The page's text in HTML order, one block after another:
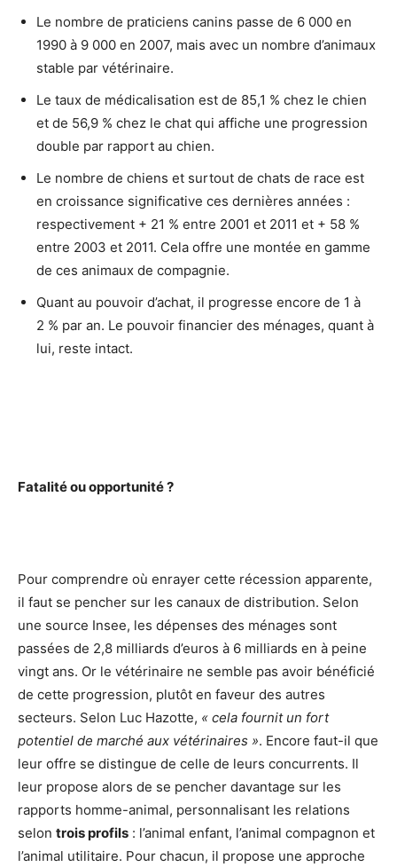
Le nombre de praticiens canins passe de 6 000 en
1990 à 9 000 en 2007, mais avec un nombre d’animaux
stable par vétérinaire.
Le taux de médicalisation est de 85,1 % chez le chien
et de 56,9 % chez le chat qui affiche une progression
double par rapport au chien.
Le nombre de chiens et surtout de chats de race est
en croissance significative ces dernières années :
respectivement + 21 % entre 2001 et 2011 et + 58 %
entre 2003 et 2011. Cela offre une montée en gamme
de ces animaux de compagnie.
Quant au pouvoir d’achat, il progresse encore de 1 à
2 % par an. Le pouvoir financier des ménages, quant à
lui, reste intact.
Fatalité ou opportunité ?
Pour comprendre où enrayer cette récession apparente,
il faut se pencher sur les canaux de distribution. Selon
une source Insee, les dépenses des ménages sont
passées de 2,8 milliards d’euros à 6 milliards en à peine
vingt ans. Or le vétérinaire ne semble pas avoir bénéficié
de cette progression, plutôt en faveur des autres
secteurs. Selon Luc Hazotte, « cela fournit un fort
potentiel de marché aux vétérinaires ». Encore faut-il que
leur offre se distingue de celle de leurs concurrents. Il
leur propose alors de se pencher davantage sur les
rapports homme-animal, personnalisant les relations
selon trois profils : l’animal enfant, l’animal compagnon et
l’animal utilitaire. Pour chacun, il propose une approche